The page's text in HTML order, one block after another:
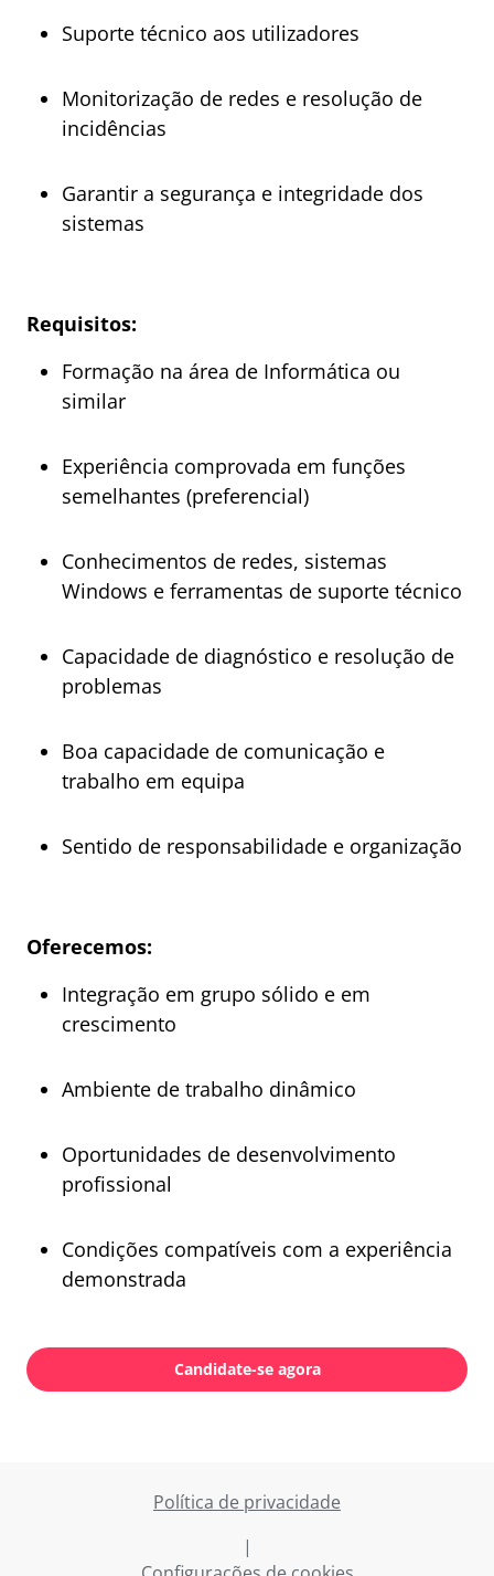
Suporte técnico aos utilizadores
Monitorização de redes e resolução de
incidências
Garantir a segurança e integridade dos
sistemas
Requisitos:
Formação na área de Informática ou
similar
Experiência comprovada em funções
semelhantes (preferencial)
Conhecimentos de redes, sistemas
Windows e ferramentas de suporte técnico
Capacidade de diagnóstico e resolução de
problemas
Boa capacidade de comunicação e
trabalho em equipa
Sentido de responsabilidade e organização
Oferecemos:
Integração em grupo sólido e em
crescimento
Ambiente de trabalho dinâmico
Oportunidades de desenvolvimento
profissional
Condições compatíveis com a experiência
demonstrada
Candidate-se agora
Política de privacidade
|